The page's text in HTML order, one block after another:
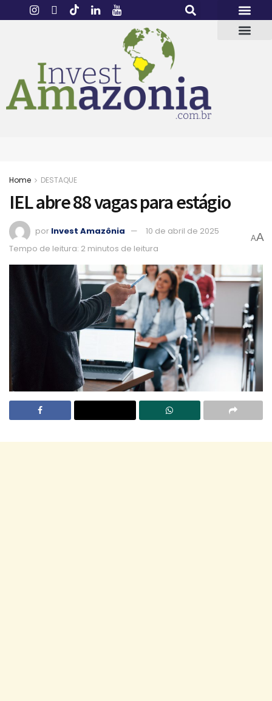
Home DESTAQUE
IEL abre 88 vagas para estágio
por Invest Amazônia
10 de abril de 2025
Tempo de leitura: 2 minutos de leitura
AA